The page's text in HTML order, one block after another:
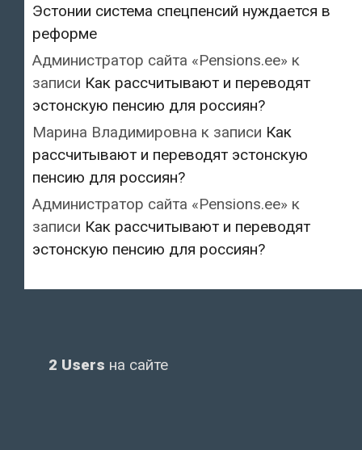
Эстонии система спецпенсий нуждается в
реформе
Администратор сайта «Pensions.ee» к
записи Как рассчитывают и переводят
эстонскую пенсию для россиян?
Марина Владимировна к записи Как
рассчитывают и переводят эстонскую
пенсию для россиян?
Администратор сайта «Pensions.ee» к
записи Как рассчитывают и переводят
эстонскую пенсию для россиян?
2 Users на сайте